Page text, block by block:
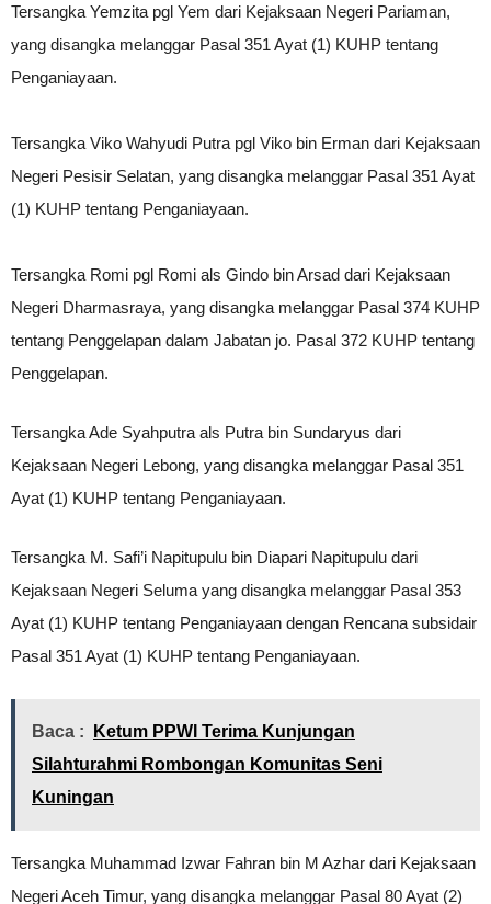
Tersangka Yemzita pgl Yem dari Kejaksaan Negeri Pariaman,
yang disangka melanggar Pasal 351 Ayat (1) KUHP tentang
Penganiayaan.
Tersangka Viko Wahyudi Putra pgl Viko bin Erman dari Kejaksaan
Negeri Pesisir Selatan, yang disangka melanggar Pasal 351 Ayat
(1) KUHP tentang Penganiayaan.
Tersangka Romi pgl Romi als Gindo bin Arsad dari Kejaksaan
Negeri Dharmasraya, yang disangka melanggar Pasal 374 KUHP
tentang Penggelapan dalam Jabatan jo. Pasal 372 KUHP tentang
Penggelapan.
Tersangka Ade Syahputra als Putra bin Sundaryus dari
Kejaksaan Negeri Lebong, yang disangka melanggar Pasal 351
Ayat (1) KUHP tentang Penganiayaan.
Tersangka M. Safi’i Napitupulu bin Diapari Napitupulu dari
Kejaksaan Negeri Seluma yang disangka melanggar Pasal 353
Ayat (1) KUHP tentang Penganiayaan dengan Rencana subsidair
Pasal 351 Ayat (1) KUHP tentang Penganiayaan.
Baca :
Ketum PPWI Terima Kunjungan
Silahturahmi Rombongan Komunitas Seni
Kuningan
Tersangka Muhammad Izwar Fahran bin M Azhar dari Kejaksaan
Negeri Aceh Timur, yang disangka melanggar Pasal 80 Ayat (2)